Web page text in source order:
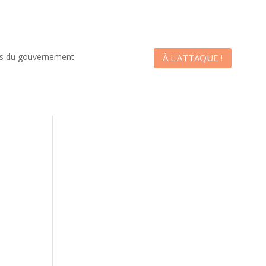
du gouvernement À L'ATTAQUE !